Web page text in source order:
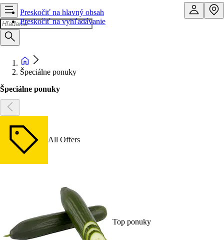
Preskočiť na hlavný obsah
Preskočiť na vyhľadávanie
Špeciálne ponuky
Špeciálne ponuky
All Offers
Top ponuky